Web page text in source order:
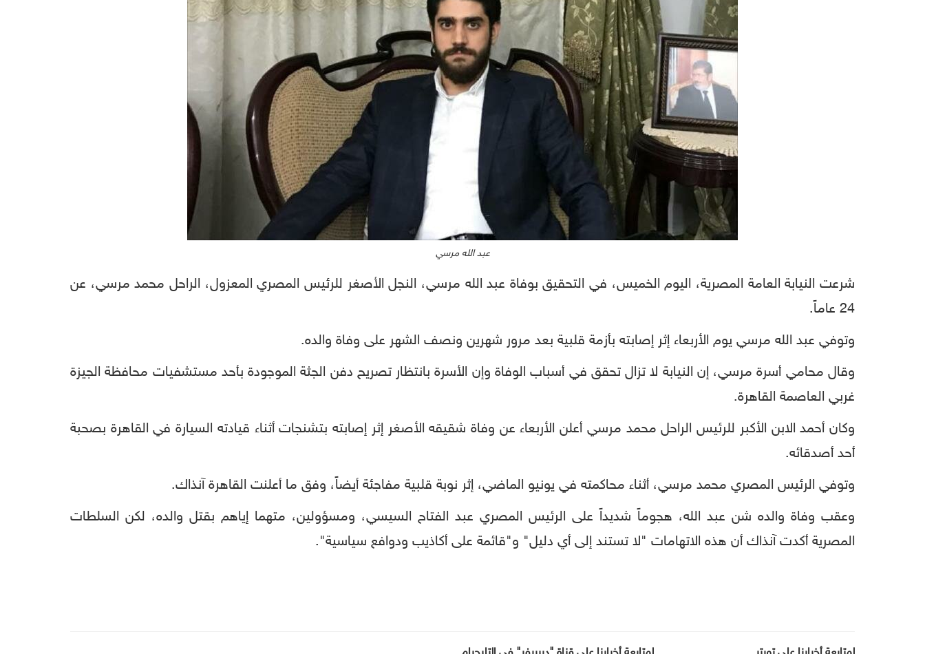
عبد الله مرسي
شرعت النيابة العامة المصرية، اليوم الخميس، في التحقيق بوفاة عبد الله مرسي، النجل الأصغر للرئيس المصري المعزول، الراحل محمد مرسي، عن
24 عاماً.
وتوفي عبد الله مرسي يوم الأربعاء إثر إصابته بأزمة قلبية بعد مرور شهرين ونصف الشهر على وفاة والده.
وقال محامي أسرة مرسي، إن النيابة لا تزال تحقق في أسباب الوفاة وإن الأسرة بانتظار تصريح دفن الجثة الموجودة بأحد مستشفيات محافظة الجيزة
غربي العاصمة القاهرة.
وكان أحمد الابن الأكبر للرئيس الراحل محمد مرسي أعلن الأربعاء عن وفاة شقيقه الأصغر إثر إصابته بتشنجات أثناء قيادته السيارة في القاهرة بصحبة
أحد أصدقائه.
وتوفي الرئيس المصري محمد مرسي، أثناء محاكمته في يونيو الماضي، إثر نوبة قلبية مفاجئة أيضاً، وفق ما أعلنت القاهرة آنذاك.
وعقب وفاة والده شن عبد الله، هجوماً شديداً على الرئيس المصري عبد الفتاح السيسي، ومسؤولين، متهما إياهم بقتل والده، لكن السلطات
المصرية أكدت آنذاك أن هذه الاتهامات "لا تستند إلى أي دليل" و"قائمة على أكاذيب ودوافع سياسية".